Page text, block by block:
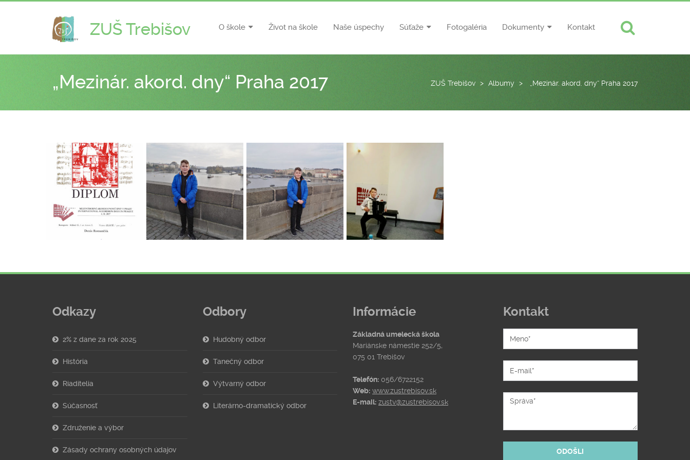
ZUŠ Trebišov O škole Život na škole Naše úspechy Súťaže Fotogaléria Dokumenty Kontakt
„Mezinár. akord. dny“ Praha 2017 ZUŠ Trebišov > Albumy > „Mezinár. akord. dny“ Praha 2017
Odkazy
2% z dane za rok 2025
História
Riaditelia
Súčasnosť
Združenie a výbor
Zásady ochrany osobných údajov
Odbory
Hudobný odbor
Tanečný odbor
Výtvarný odbor
Literárno-dramatický odbor
Informácie
Základná umelecká škola
Mariánske námestie 252/5,
075 01 Trebišov
Telefón: 056/6722152
Web: www.zustrebisov.sk
E-mail: zustv@zustrebisov.sk
Kontakt